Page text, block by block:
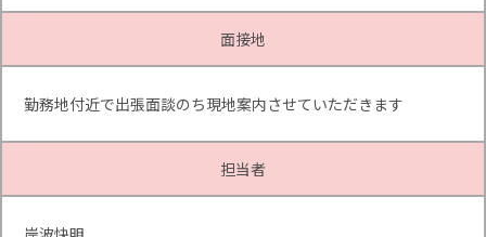
面接地
勤務地付近で出張面談のち現地案内させていただきます
担当者